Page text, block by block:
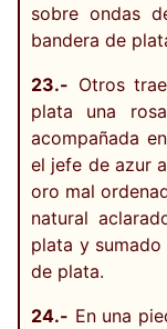
sobre ondas
bandera de
23.- Otros
plata una
acompañada
el jefe de azur
oro mal
natural
plata y
de plata.
24.- En una